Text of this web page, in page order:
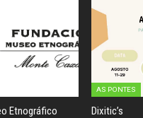
Etnográfico
AS PONTES
Dixitic’s